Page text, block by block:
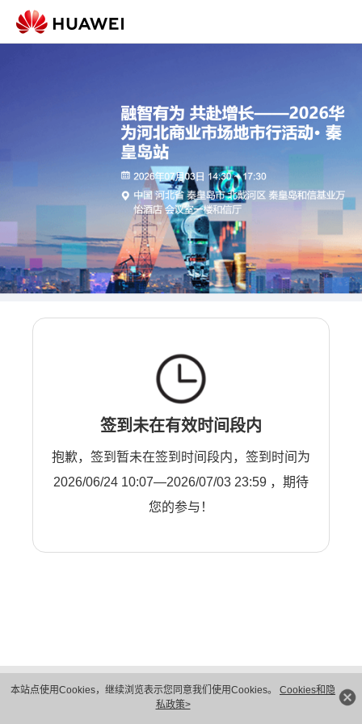
本站点使用Cookies，继续浏览表示您同意我们使用Cookies。 Cookies和隐
私政策>
签到未在有效时间段内
抱歉，签到暂未在签到时间段内，签到时间为
2026/06/24 10:07—2026/07/03 23:59 ，期待
您的参与！
隐私保护
法律声明